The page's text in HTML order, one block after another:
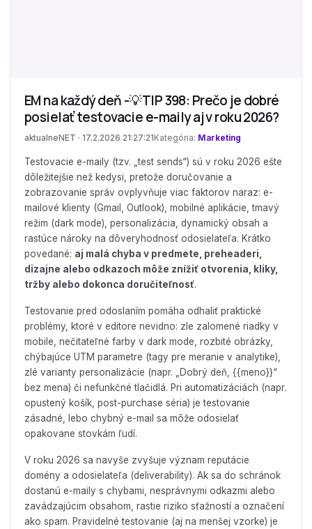
EM na každý deň -💡TIP 398: Prečo je dobré
posielať testovacie e-maily aj v roku 2026?
aktualneNET · 17.2.2026 21:27:21 Kategória: Marketing
Testovacie e-maily (tzv. „test sends“) sú v roku 2026 ešte
dôležitejšie než kedysi, pretože doručovanie a
zobrazovanie správ ovplyvňuje viac faktorov naraz: e-
mailové klienty (Gmail, Outlook), mobilné aplikácie, tmavý
režim (dark mode), personalizácia, dynamický obsah a
rastúce nároky na dôveryhodnosť odosielateľa. Krátko
povedané: aj malá chyba v predmete, preheaderi,
dizajne alebo odkazoch môže znížiť otvorenia, kliky,
tržby alebo dokonca doručiteľnosť.
Testovanie pred odoslaním pomáha odhaliť praktické
problémy, ktoré v editore nevidno: zle zalomené riadky v
mobile, nečitateľné farby v dark mode, rozbité obrázky,
chýbajúce UTM parametre (tagy pre meranie v analytike),
zlé varianty personalizácie (napr. „Dobrý deň, {{meno}}“
bez mena) či nefunkčné tlačidlá. Pri automatizáciách (napr.
opustený košík, post-purchase séria) je testovanie
zásadné, lebo chybný e-mail sa môže odosielať
opakovane stovkám ľudí.
V roku 2026 sa navyše zvyšuje význam reputácie
domény a odosielateľa (deliverability). Ak sa do schránok
dostanú e-maily s chybami, nesprávnymi odkazmi alebo
zavádzajúcim obsahom, rastie riziko sťažností a označení
ako spam. Pravidelné testovanie (aj na menšej vzorke) je